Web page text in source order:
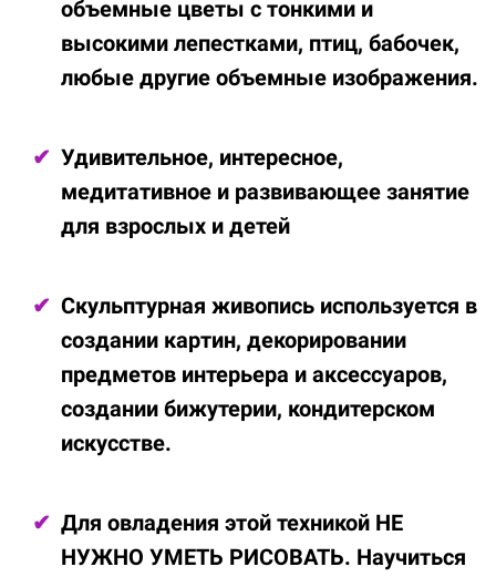
объемные цветы с тонкими и
высокими лепестками, птиц, бабочек,
любые другие объемные изображения.
Удивительное, интересное,
медитативное и развивающее занятие
для взрослых и детей
Скульптурная живопись используется в
создании картин, декорировании
предметов интерьера и аксессуаров,
создании бижутерии, кондитерском
искусстве.
Для овладения этой техникой НЕ
НУЖНО УМЕТЬ РИСОВАТЬ. Научиться